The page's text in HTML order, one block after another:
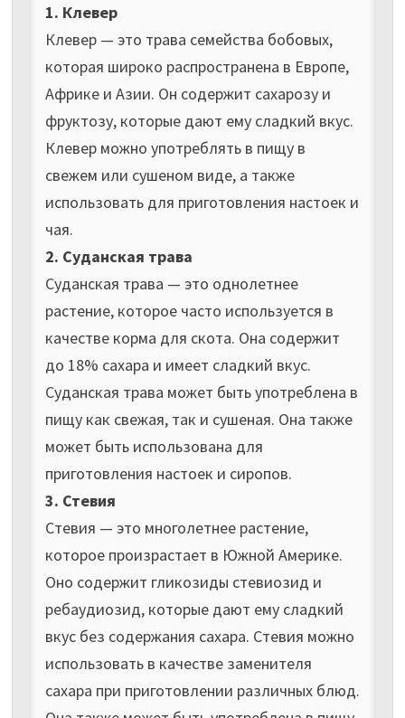
1. Клевер
Клевер — это трава семейства бобовых,
которая широко распространена в Европе,
Африке и Азии. Он содержит сахарозу и
фруктозу, которые дают ему сладкий вкус.
Клевер можно употреблять в пищу в
свежем или сушеном виде, а также
использовать для приготовления настоек и
чая.
2. Суданская трава
Суданская трава — это однолетнее
растение, которое часто используется в
качестве корма для скота. Она содержит
до 18% сахара и имеет сладкий вкус.
Суданская трава может быть употреблена в
пищу как свежая, так и сушеная. Она также
может быть использована для
приготовления настоек и сиропов.
3. Стевия
Стевия — это многолетнее растение,
которое произрастает в Южной Америке.
Оно содержит гликозиды стевиозид и
ребаудиозид, которые дают ему сладкий
вкус без содержания сахара. Стевия можно
использовать в качестве заменителя
сахара при приготовлении различных блюд.